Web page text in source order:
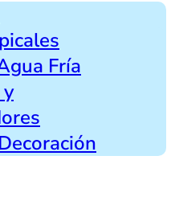
Fría